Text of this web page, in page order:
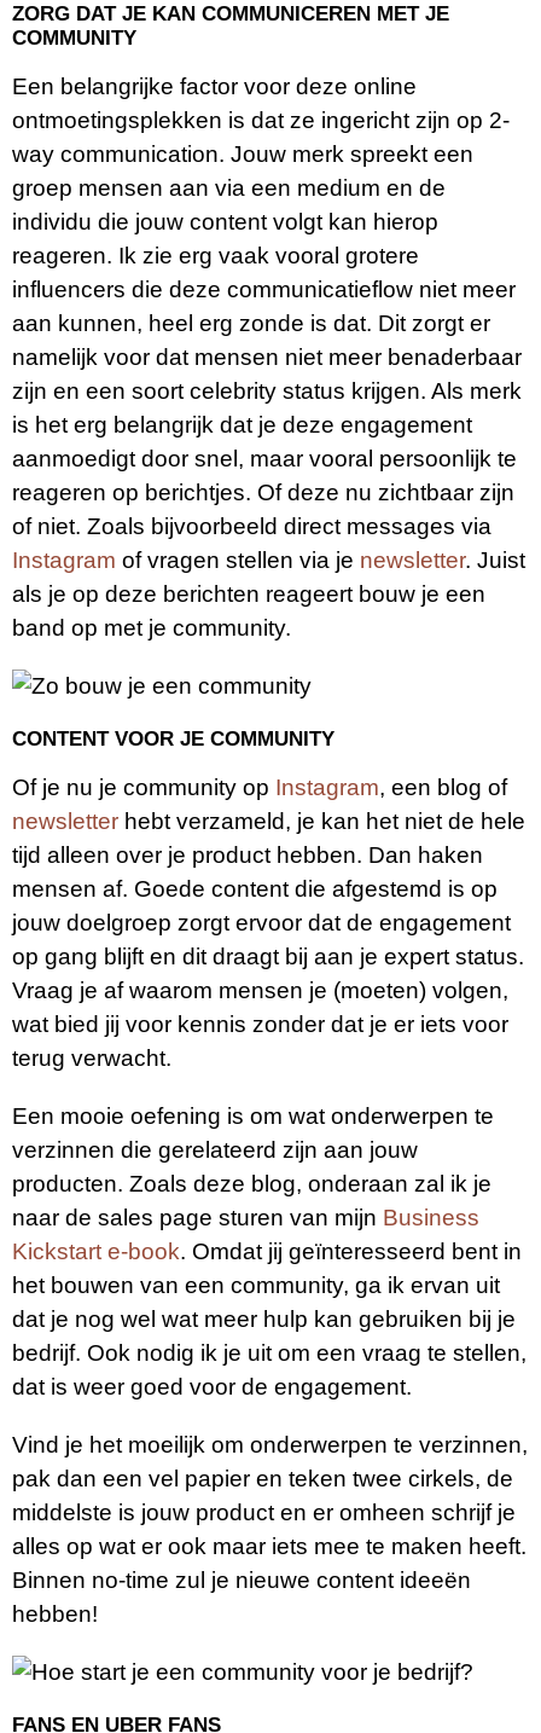
ZORG DAT JE KAN COMMUNICEREN MET JE
COMMUNITY
Een belangrijke factor voor deze online
ontmoetingsplekken is dat ze ingericht zijn op 2-
way communication. Jouw merk spreekt een
groep mensen aan via een medium en de
individu die jouw content volgt kan hierop
reageren. Ik zie erg vaak vooral grotere
influencers die deze communicatieflow niet meer
aan kunnen, heel erg zonde is dat. Dit zorgt er
namelijk voor dat mensen niet meer benaderbaar
zijn en een soort celebrity status krijgen. Als merk
is het erg belangrijk dat je deze engagement
aanmoedigt door snel, maar vooral persoonlijk te
reageren op berichtjes. Of deze nu zichtbaar zijn
of niet. Zoals bijvoorbeeld direct messages via
Instagram of vragen stellen via je newsletter. Juist
als je op deze berichten reageert bouw je een
band op met je community.
CONTENT VOOR JE COMMUNITY
Of je nu je community op Instagram, een blog of
newsletter hebt verzameld, je kan het niet de hele
tijd alleen over je product hebben. Dan haken
mensen af. Goede content die afgestemd is op
jouw doelgroep zorgt ervoor dat de engagement
op gang blijft en dit draagt bij aan je expert status.
Vraag je af waarom mensen je (moeten) volgen,
wat bied jij voor kennis zonder dat je er iets voor
terug verwacht.
Een mooie oefening is om wat onderwerpen te
verzinnen die gerelateerd zijn aan jouw
producten. Zoals deze blog, onderaan zal ik je
naar de sales page sturen van mijn Business
Kickstart e-book. Omdat jij geïnteresseerd bent in
het bouwen van een community, ga ik ervan uit
dat je nog wel wat meer hulp kan gebruiken bij je
bedrijf. Ook nodig ik je uit om een vraag te stellen,
dat is weer goed voor de engagement.
Vind je het moeilijk om onderwerpen te verzinnen,
pak dan een vel papier en teken twee cirkels, de
middelste is jouw product en er omheen schrijf je
alles op wat er ook maar iets mee te maken heeft.
Binnen no-time zul je nieuwe content ideeën
hebben!
FANS EN UBER FANS